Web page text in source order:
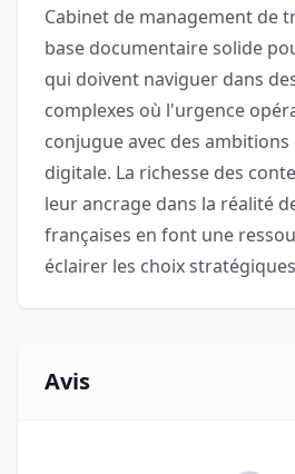
Cabinet de management de
base documentaire solide
qui doivent naviguer dans
complexes où l'urgence
conjugue avec des
digitale. La richesse des
leur ancrage dans la réalité
françaises en font une
éclairer les choix
Avis